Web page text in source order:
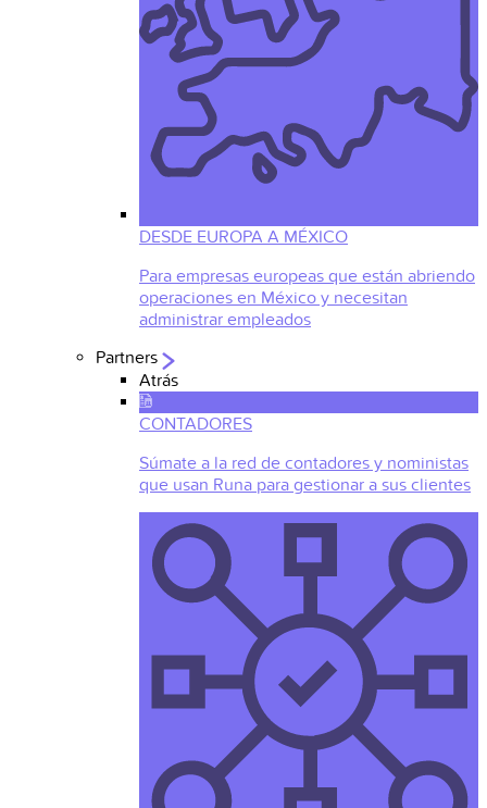
DESDE EUROPA A MÉXICO
Para empresas europeas que están abriendo
operaciones en México y necesitan
administrar empleados
Partners
Atrás
CONTADORES
Súmate a la red de contadores y noministas
que usan Runa para gestionar a sus clientes